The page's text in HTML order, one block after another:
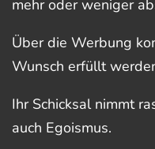
mehr oder weniger
Über die Werbung
Wunsch erfüllt
Ihr Schicksal nimmt
auch Egoismus.